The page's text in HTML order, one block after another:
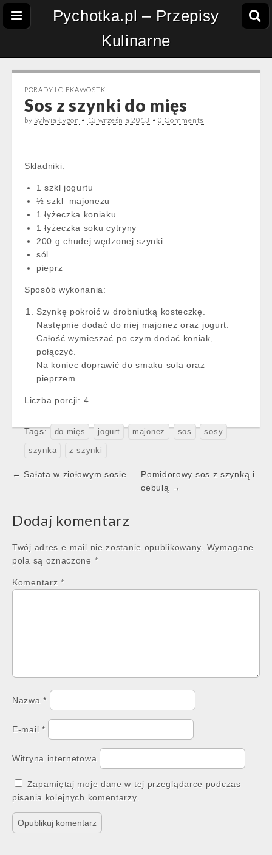
Pychotka.pl – Przepisy
Kulinarne
PORADY I CIEKAWOSTKI
Sos z szynki do mięs
by Sylwia Łygon • 13 września 2013 • 0 Comments
Składniki:
1 szkl jogurtu
½ szkl majonezu
1 łyżeczka koniaku
1 łyżeczka soku cytryny
200 g chudej wędzonej szynki
sól
pieprz
Sposób wykonania:
Szynkę pokroić w drobniutką kosteczkę.
Następnie dodać do niej majonez oraz jogurt.
Całość wymieszać po czym dodać koniak,
połączyć.
Na koniec doprawić do smaku sola oraz
pieprzem.
Liczba porcji: 4
Tags: do mięs jogurt majonez sos sosy
szynka z szynki
Post
← Sałata w ziołowym sosie
Pomidorowy sos z szynką i
cebulą →
Dodaj komentarz
Twój adres e-mail nie zostanie opublikowany.
Wymagane
pola są oznaczone *
Komentarz *
Nazwa*
E-mail *
Witryna internetowa
Zapamiętaj moje dane w tej przeglądarce podczas
pisania kolejnych komentarzy.